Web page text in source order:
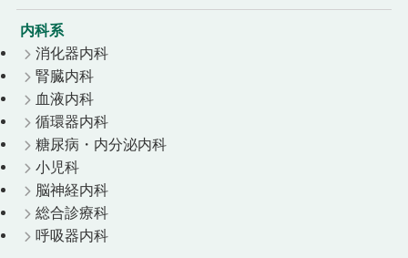
内科系
消化器内科
腎臓内科
血液内科
循環器内科
糖尿病・内分泌内科
小児科
脳神経内科
総合診療科
呼吸器内科